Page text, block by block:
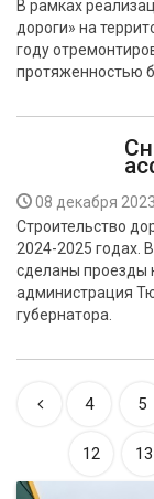
В рамках
дороги» на
году
протяженностью
08 декабря
Строительство
2024-2025 годах.
сделаны проезды
администрация
губернатора.
4 5
12 13